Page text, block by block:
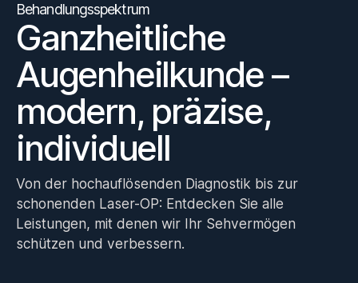
Behandlungsspektrum
Ganzheitliche
Augenheilkunde –
modern, präzise,
individuell
Von der hochauflösenden Diagnostik bis zur
schonenden Laser-OP: Entdecken Sie alle
Leistungen, mit denen wir Ihr Sehvermögen
schützen und verbessern.